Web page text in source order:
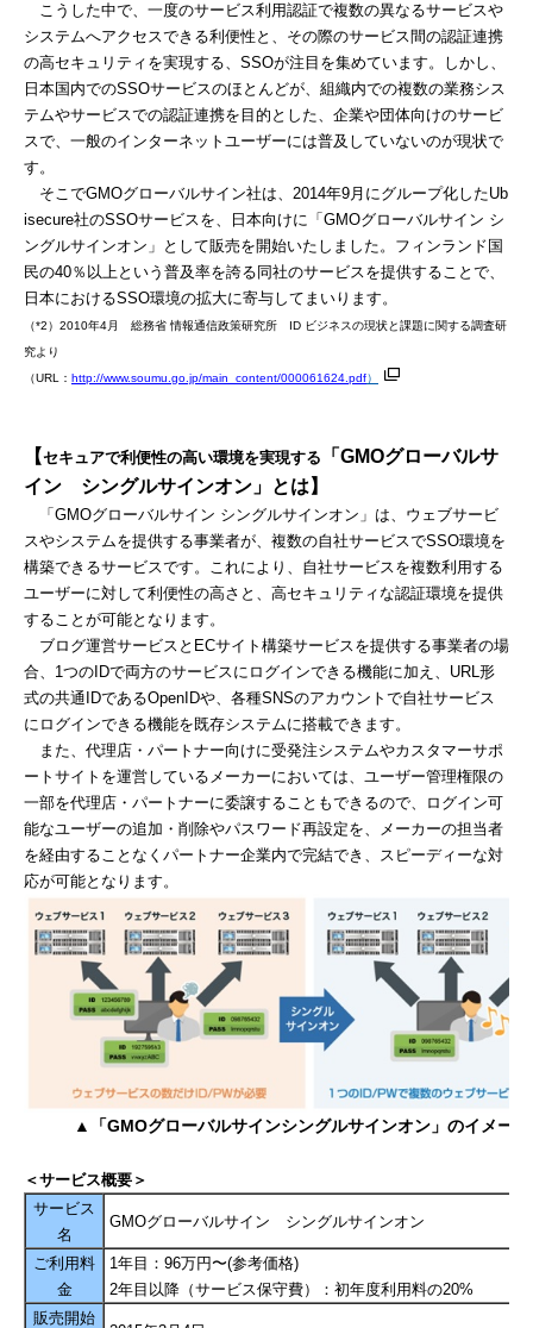
こうした中で、一度のサービス利用認証で複数の異なるサービスや
システムへアクセスできる利便性と、その際のサービス間の認証連携
の高セキュリティを実現する、SSOが注目を集めています。しかし、
日本国内でのSSOサービスのほとんどが、組織内での複数の業務シス
テムやサービスでの認証連携を目的とした、企業や団体向けのサービ
スで、一般のインターネットユーザーには普及していないのが現状で
す。
そこでGMOグローバルサイン社は、2014年9月にグループ化したUb
isecure社のSSOサービスを、日本向けに「GMOグローバルサイン シ
ングルサインオン」として販売を開始いたしました。フィンランド国
民の40％以上という普及率を誇る同社のサービスを提供することで、
日本におけるSSO環境の拡大に寄与してまいります。
（*2）2010年4月 総務省 情報通信政策研究所 ID ビジネスの現状と課題に関する調査研
究より
（URL： http://www.soumu.go.jp/main_content/000061624.pdf）
【セキュアで利便性の高い環境を実現する 「 GMOグローバルサ
イン シングルサインオン」とは】
「GMOグローバルサイン シングルサインオン」は、ウェブサービ
スやシステムを提供する事業者が、複数の自社サービスでSSO環境を
構築できるサービスです。これにより、自社サービスを複数利用する
ユーザーに対して利便性の高さと、高セキュリティな認証環境を提供
することが可能となります。
ブログ運営サービスとECサイト構築サービスを提供する事業者の場
合、1つのIDで両方のサービスにログインできる機能に加え、URL形
式の共通IDであるOpenIDや、各種SNSのアカウントで自社サービス
にログインできる機能を既存システムに搭載できます。
また、代理店・パートナー向けに受発注システムやカスタマーサポ
ートサイトを運営しているメーカーにおいては、ユーザー管理権限の
一部を代理店・パートナーに委譲することもできるので、ログイン可
能なユーザーの追加・削除やパスワード再設定を、メーカーの担当者
を経由することなくパートナー企業内で完結でき、スピーディーな対
応が可能となります。
▲「GMOグローバルサインシングルサインオン」のイメージ
＜サービス概要＞
サービス
名
GMOグローバルサイン シングルサインオン
ご利用料
金
1年目：96万円〜(参考価格)
2年目以降（サービス保守費）：初年度利用料の20%
販売開始